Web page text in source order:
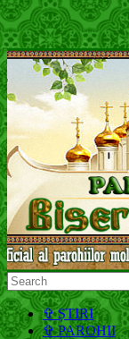
✞ ȘTIRI
✞ PAROHII